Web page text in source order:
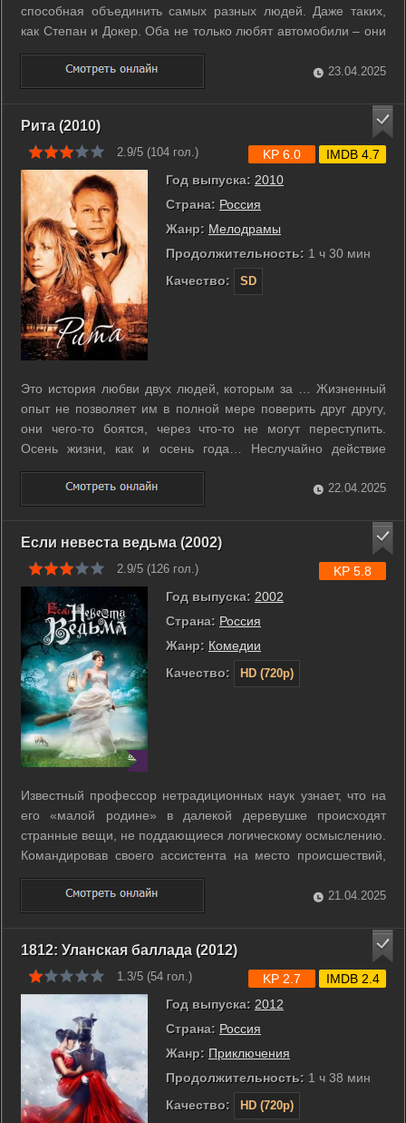
способная объединить самых разных людей. Даже таких,
как Степан и Докер. Оба не только любят автомобили – они
не мыслят жизни без скорости и риска. Но для одного цель
никогда не оправдает средств, а для другого определяющее
значение имеет ...
23.04.2025
Рита (2010)
2.9/5 (104 гол.)
Год выпуска: 2010
Страна: Россия
Жанр: Мелодрамы
Продолжительность: 1 ч 30 мин
Качество:
SD
KP 6.0 IMDB 4.7
Это история любви двух людей, которым за … Жизненный
опыт не позволяет им в полной мере поверить друг другу,
они чего-то боятся, через что-то не могут переступить.
Осень жизни, как и осень года… Неслучайно действие
фильма происходит именно осенью, ранней осенью – это
соответствует жизненному этапу главных героев. ...22.04.2025
Если невеста ведьма (2002)
2.9/5 (126 гол.)
Год выпуска: 2002
Страна: Россия
Жанр: Комедии
Качество:
HD (720p)
KP 5.8
Известный профессор нетрадиционных наук узнает, что на
его «малой родине» в далекой деревушке происходят
странные вещи, не поддающиеся логическому осмыслению.
Командировав своего ассистента на место происшествий,
профессор не подозревает о невероятных событиях, к
которым приведет приезд «упакованного» городского
научного работника. Молодой ученый ...
21.04.2025
1812: Уланская баллада (2012)
1.3/5 (54 гол.)
Год выпуска: 2012
Страна: Россия
Жанр: Приключения
Продолжительность: 1 ч 38 мин
Качество:
HD (720p)
KP 2.7 IMDB 2.4